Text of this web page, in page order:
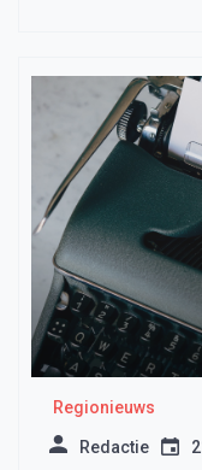
Regionieuws
Redactie